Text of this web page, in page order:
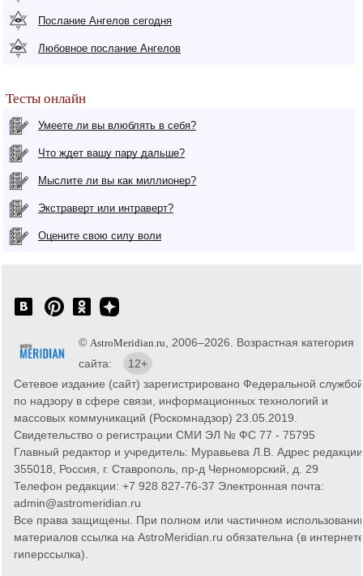
Послание Ангелов сегодня
Любовное послание Ангелов
Тесты онлайн
Умеете ли вы влюблять в себя?
Что ждет вашу пару дальше?
Мыслите ли вы как миллионер?
Экстраверт или интраверт?
Оцените свою силу воли
© AstroMeridian.ru , 2006–2026. Возрастная категория
сайта:
12+
Сетевое издание (сайт) зарегистрировано Федеральной службой
по надзору в сфере связи, информационных технологий и
массовых коммуникаций (Роскомнадзор) 23.05.2019.
Свидетельство о регистрации СМИ ЭЛ № ФС 77 - 75795
Главный редактор и учредитель: Муравьева Л.В. Адрес
355018, Россия, г. Ставрополь, пр-д Черноморский, д. 29
Телефон редакции: +7 928 827-76-37 Электронная почта:
admin@astromeridian.ru
Все права защищены. При полном или частичном
материалов ссылка на AstroMeridian.ru обязательна (в
гиперссылка).